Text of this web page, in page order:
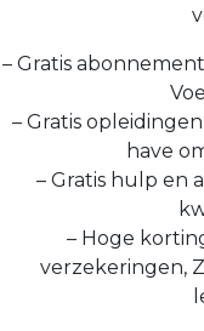
– Gratis
– Gratis
have
– Gratis hulp en
– Hoge
verzekeringen,